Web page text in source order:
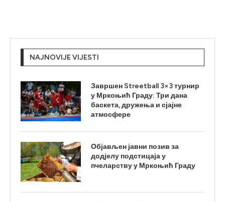
NAJNOVIJE VIJESTI
Завршен Streetball 3×3 турнир
у Мркоњић Граду: Три дана
баскета, дружења и сјајне
атмосфере
Објављен јавни позив за
додјелу подстицаја у
пчеларству у Мркоњић Граду